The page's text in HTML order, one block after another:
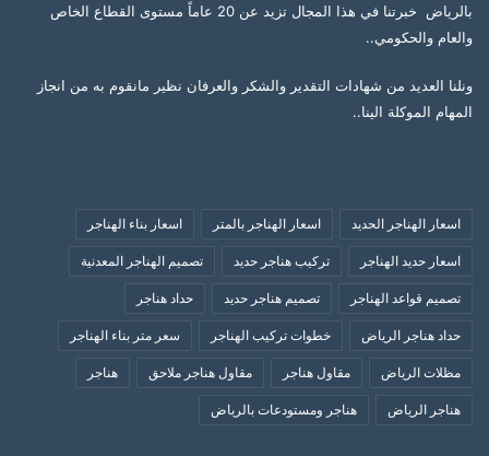
بالرياض خبرتنا في هذا المجال تزيد عن 20 عاماً مستوى القطاع الخاص
والعام والحكومي..
ونلنا العديد من شهادات التقدير والشكر والعرفان نظير مانقوم به من انجاز
المهام الموكلة الينا..
اسعار الهناجر الحديد اسعار الهناجر بالمتر اسعار بناء الهناجر
اسعار حديد الهناجر تركيب هناجر حديد تصميم الهناجر المعدنية
تصميم قواعد الهناجر تصميم هناجر حديد حداد هناجر
حداد هناجر الرياض خطوات تركيب الهناجر سعر متر بناء الهناجر
مظلات الرياض مقاول هناجر مقاول هناجر ملاحق هناجر
هناجر الرياض هناجر ومستودعات بالرياض